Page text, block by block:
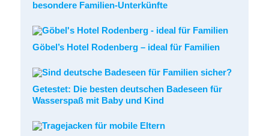
besondere Familien-Unterkünfte
Göbel’s Hotel Rodenberg – ideal für Familien
Getestet: Die besten deutschen Badeseen für
Wasserspaß mit Baby und Kind